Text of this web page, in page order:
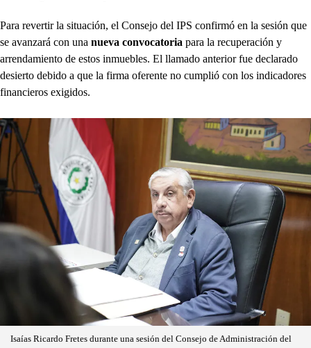
Para revertir la situación, el Consejo del IPS confirmó en la sesión que
se avanzará con una nueva convocatoria para la recuperación y
arrendamiento de estos inmuebles. El llamado anterior fue declarado
desierto debido a que la firma oferente no cumplió con los indicadores
financieros exigidos.
Isaías Ricardo Fretes durante una sesión del Consejo de Administración del